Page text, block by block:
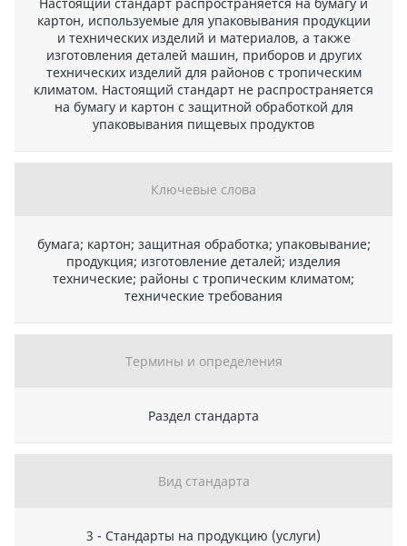
Настоящий стандарт распространяется на бумагу и
картон, используемые для упаковывания продукции
и технических изделий и материалов, а также
изготовления деталей машин, приборов и других
технических изделий для районов с тропическим
климатом. Настоящий стандарт не распространяется
на бумагу и картон с защитной обработкой для
упаковывания пищевых продуктов
Ключевые слова
бумага; картон; защитная обработка; упаковывание;
продукция; изготовление деталей; изделия
технические; районы с тропическим климатом;
технические требования
Термины и определения
Раздел стандарта
Вид стандарта
3 - Стандарты на продукцию (услуги)